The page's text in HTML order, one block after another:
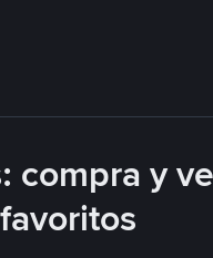
compra y
favoritos